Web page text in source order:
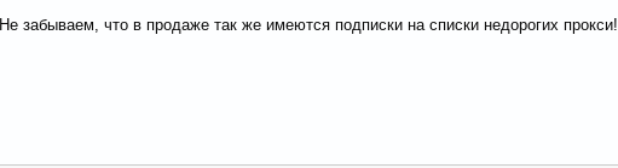
Не забываем, что в продаже так же имеются подписки на списки недорогих прокси!